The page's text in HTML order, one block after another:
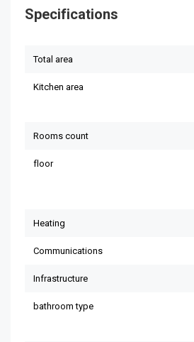
Specifications